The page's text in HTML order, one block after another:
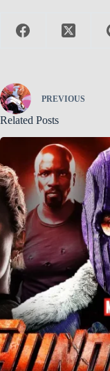
PREVIOUS
Related Posts